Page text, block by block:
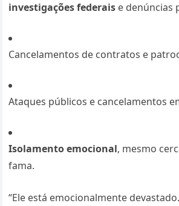
investigações federais e denúncias
Cancelamentos de contratos e
Ataques públicos e cancelamentos
Isolamento emocional, mesmo
fama.
“Ele está emocionalmente